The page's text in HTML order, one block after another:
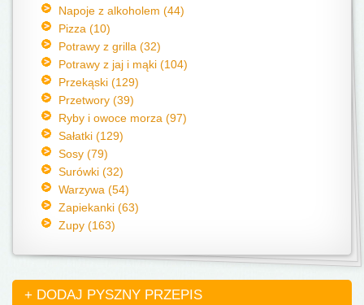
Napoje z alkoholem (44)
Pizza (10)
Potrawy z grilla (32)
Potrawy z jaj i mąki (104)
Przekąski (129)
Przetwory (39)
Ryby i owoce morza (97)
Sałatki (129)
Sosy (79)
Surówki (32)
Warzywa (54)
Zapiekanki (63)
Zupy (163)
+ DODAJ PYSZNY PRZEPIS